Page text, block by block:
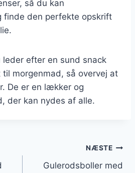
så du kan
finde den perfekte opskrift
efter en sund snack
morgenmad, så overvej at
De er en lækker og
der kan nydes af alle.
NÆSTE
Gulerodsboller med